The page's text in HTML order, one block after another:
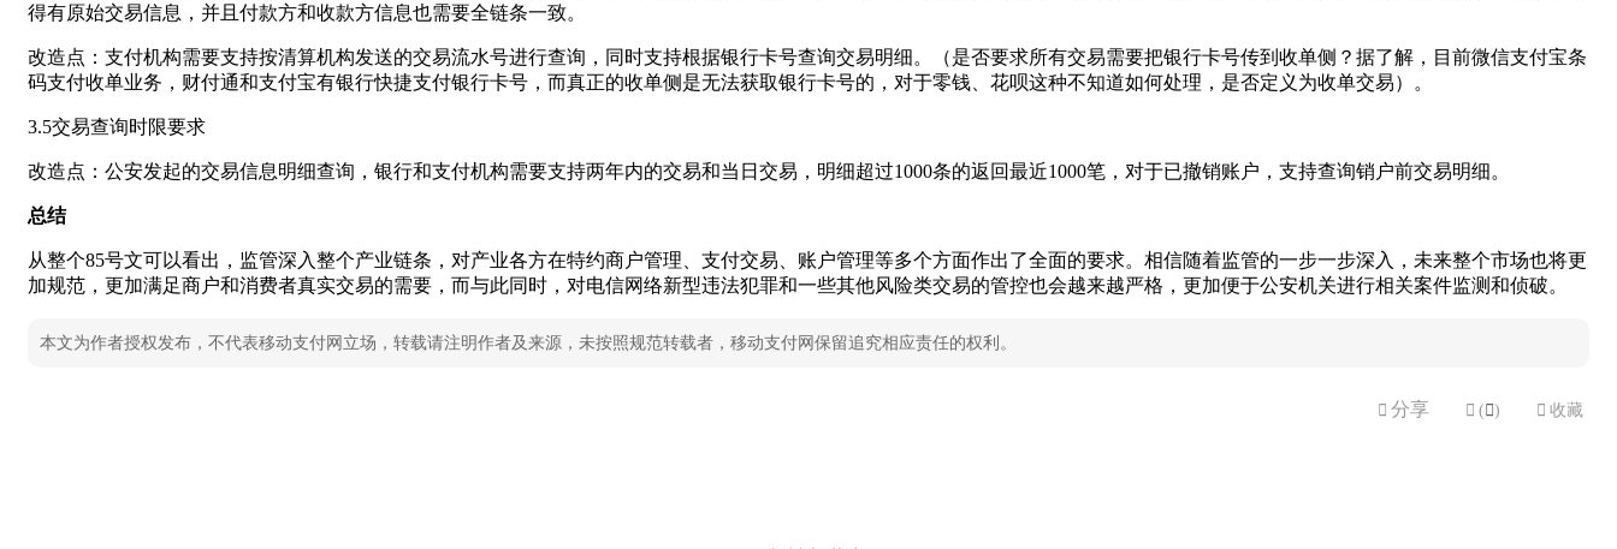
得有原始交易信息，并且付款方和收款方信息也需要全链条一致。
改造点：支付机构需要支持按清算机构发送的交易流水号进行查询，同时支持根据银行卡号查询交易明细。（是否要求所有交易需要把银行卡号传到收单侧？据了解，目前微信支付宝条
码支付收单业务，财付通和支付宝有银行快捷支付银行卡号，而真正的收单侧是无法获取银行卡号的，对于零钱、花呗这种不知道如何处理，是否定义为收单交易）。
3.5交易查询时限要求
改造点：公安发起的交易信息明细查询，银行和支付机构需要支持两年内的交易和当日交易，明细超过1000条的返回最近1000笔，对于已撤销账户，支持查询销户前交易明细。
总结
从整个85号文可以看出，监管深入整个产业链条，对产业各方在特约商户管理、支付交易、账户管理等多个方面作出了全面的要求。相信随着监管的一步一步深入，未来整个市场也将更
加规范，更加满足商户和消费者真实交易的需要，而与此同时，对电信网络新型违法犯罪和一些其他风险类交易的管控也会越来越严格，更加便于公安机关进行相关案件监测和侦破。
本文为作者授权发布，不代表移动支付网立场，转载请注明作者及来源，未按照规范转载者，移动支付网保留追究相应责任的权利。
 分享  ( )  收藏